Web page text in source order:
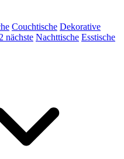
Couchtische Dekorative
nächste Nachttische Esstische